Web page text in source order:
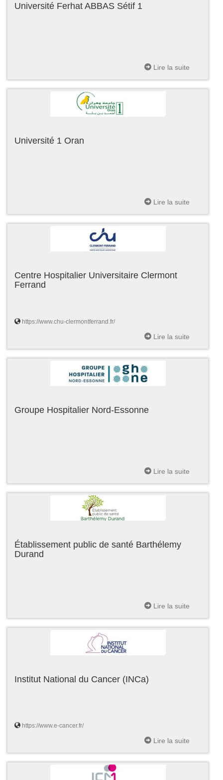
Université Ferhat ABBAS Sétif 1
Lire la suite
Université 1 Oran
Lire la suite
Centre Hospitalier Universitaire Clermont
Ferrand
https://www.chu-clermontferrand.fr/
Lire la suite
Groupe Hospitalier Nord-Essonne
Lire la suite
Établissement public de santé Barthélemy
Durand
Lire la suite
Institut National du Cancer (INCa)
https://www.e-cancer.fr/
Lire la suite